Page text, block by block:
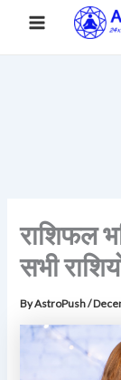
Main
Home
राशिफल
राशिफल
सभी
ByAstroPush/